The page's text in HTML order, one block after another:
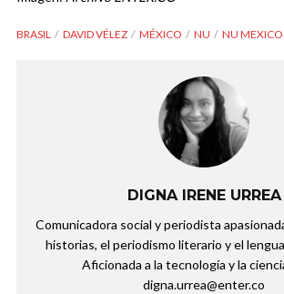
BRASIL DAVID VÉLEZ MÉXICO NU NU MEXICO
DIGNA IRENE URREA
Comunicadora social y periodista
historias, el periodismo literario y el
Aficionada a la tecnología y la
digna.urrea@enter.co